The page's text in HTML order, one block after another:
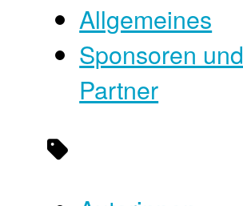
Allgemeines
Sponsoren und
Partner